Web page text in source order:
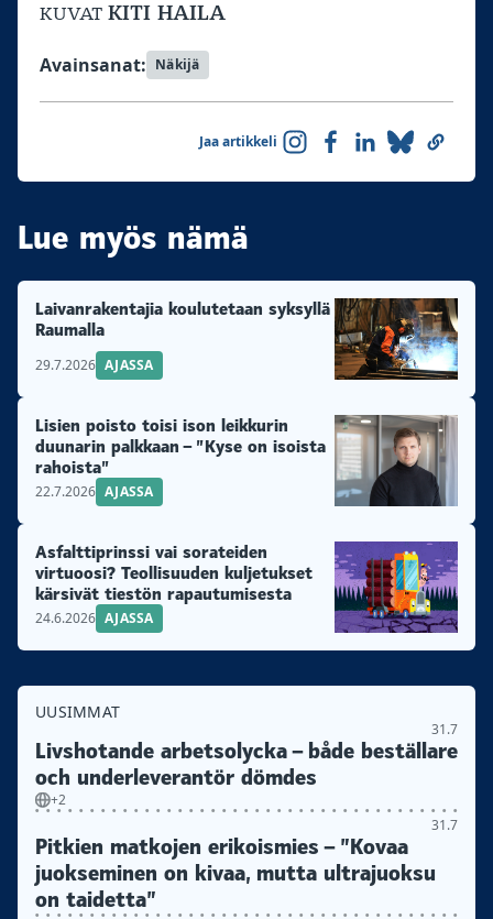
KUVAT KITI HAILA
Avainsanat: Näkijä
Jaa artikkeli
Lue myös nämä
Laivanrakentajia koulutetaan syksyllä
Raumalla
29.7.2026 AJASSA
Lisien poisto toisi ison leikkurin
duunarin palkkaan – ”Kyse on isoista
rahoista”
22.7.2026 AJASSA
Asfalttiprinssi vai sorateiden
virtuoosi? Teollisuuden kuljetukset
kärsivät tiestön rapautumisesta
24.6.2026 AJASSA
UUSIMMAT
31.7
Livshotande arbetsolycka – både beställare
och underleverantör dömdes
+2
31.7
Pitkien matkojen erikoismies – ”Kovaa
juokseminen on kivaa, mutta ultrajuoksu
on taidetta”